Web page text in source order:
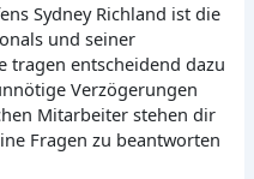
Sydney Richland ist die
und seiner
tragen entscheidend dazu
Verzögerungen
Mitarbeiter stehen dir
Fragen zu beantworten